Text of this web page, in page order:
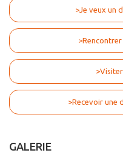
>Je veux un
>Recevoir une
GALERIE